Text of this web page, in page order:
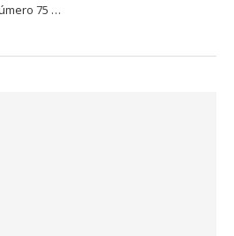
75 …